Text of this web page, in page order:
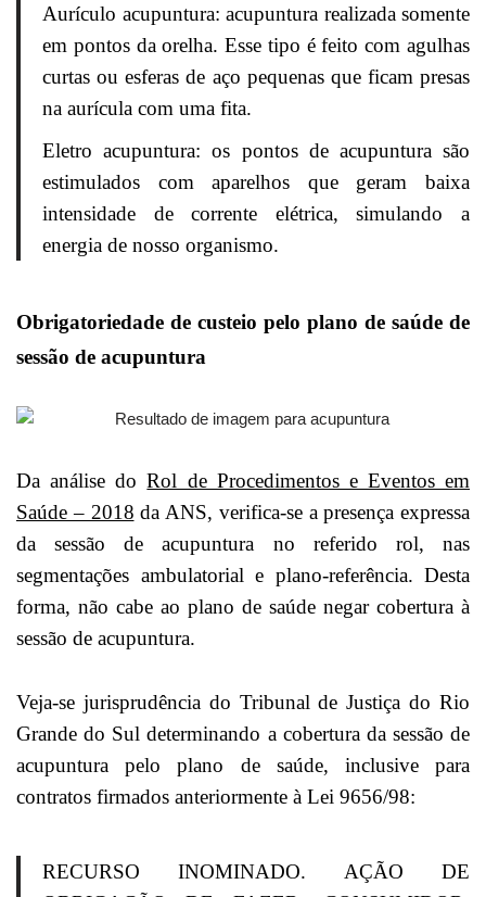
Aurículo acupuntura: acupuntura realizada somente
em pontos da orelha. Esse tipo é feito com agulhas
curtas ou esferas de aço pequenas que ficam presas
na aurícula com uma fita.
Eletro acupuntura: os pontos de acupuntura são
estimulados com aparelhos que geram baixa
intensidade de corrente elétrica, simulando a
energia de nosso organismo.
Obrigatoriedade de custeio pelo plano de saúde de
sessão de acupuntura
Da análise doRol de Procedimentos e Eventos em
Saúde – 2018 da ANS, verifica-se a presença expressa
da sessão de acupuntura no referido rol, nas
segmentações ambulatorial e plano-referência. Desta
forma, não cabe ao plano de saúde negar cobertura à
sessão de acupuntura.
Veja-se jurisprudência do Tribunal de Justiça do Rio
Grande do Sul determinando a cobertura da sessão de
acupuntura pelo plano de saúde, inclusive para
contratos firmados anteriormente à Lei 9656/98:
RECURSO INOMINADO. AÇÃO DE